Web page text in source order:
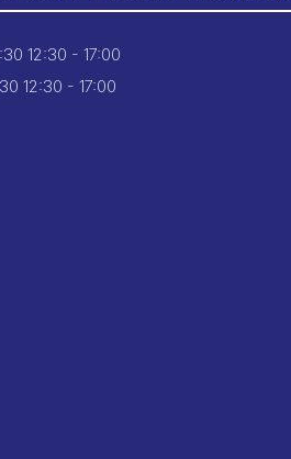
12:30 - 17:00
12:30 - 17:00